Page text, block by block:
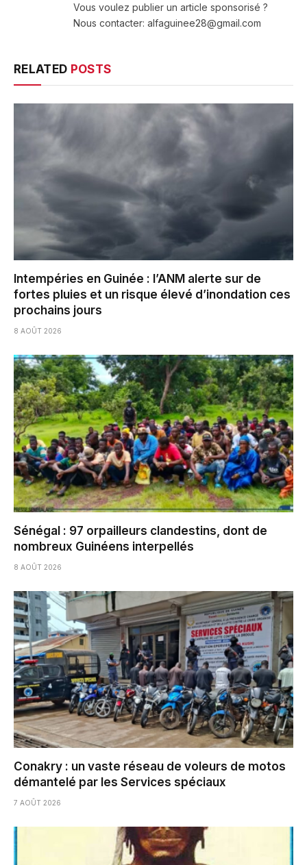
Vous voulez publier un article sponsorisé ?
Nous contacter: alfaguinee28@gmail.com
RELATED POSTS
Intempéries en Guinée : l’ANM alerte sur de
fortes pluies et un risque élevé d’inondation ces
prochains jours
8 AOÛT 2026
Sénégal : 97 orpailleurs clandestins, dont de
nombreux Guinéens interpellés
8 AOÛT 2026
Conakry : un vaste réseau de voleurs de motos
démantelé par les Services spéciaux
7 AOÛT 2026